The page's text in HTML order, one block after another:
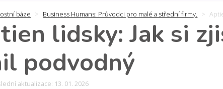
báze Business Humans: Průvodci pro malé a střední firmy.
lidsky: Jak si
podvodný
aktualizace: 13. 01. 2026